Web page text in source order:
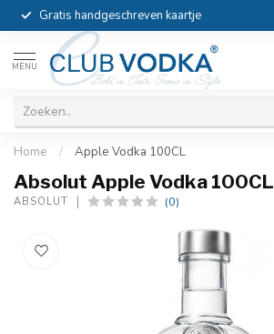
Gratis handgeschreven kaartje
MENU
Home / Apple Vodka 100CL
Absolut Apple Vodka 100CL
ABSOLUT (0)